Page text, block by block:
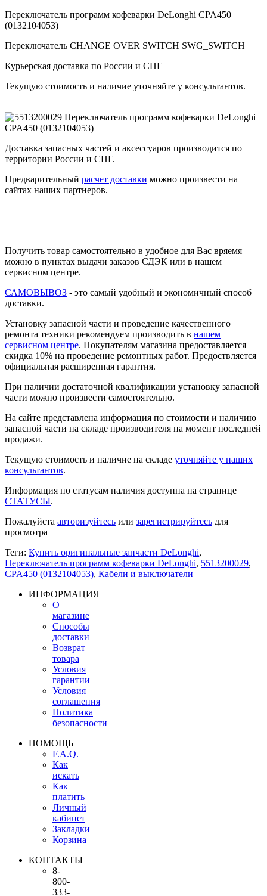
Переключатель программ кофеварки DeLonghi CPA450
(0132104053)
Переключатель CHANGE OVER SWITCH SWG_SWITCH
Курьерская доставка по России и СНГ
Текущую стоимость и наличие уточняйте у консультантов.
Доставка запасных частей и аксессуаров производится по
территории России и СНГ.
Предварительный расчет доставки можно произвести на
сайтах наших партнеров.
Получить товар самостоятельно в удобное для Вас вряемя
можно в пунктах выдачи заказов СДЭК или в нашем
сервисном центре.
САМОВЫВОЗ - это самый удобный и экономичный способ
доставки.
Установку запасной части и проведение качественного
ремонта техники рекомендуем производить в нашем
сервисном центре. Покупателям магазина предоставляется
скидка 10% на проведение ремонтных работ. Предоствляется
официальная расширенная гарантия.
При наличии достаточной квалификации установку запасной
части можно произвести самостоятельно.
На сайте представлена информация по стоимости и наличию
запасной части на складе производителя на момент последней
продажи.
Текущую стоимость и наличие на складе уточняйте у наших
консультантов.
Информация по статусам наличия доступна на странице
СТАТУСЫ.
Пожалуйста авторизуйтесь или зарегистрируйтесь для
просмотра
Теги: Купить оригинальные запчасти DeLonghi,
Переключатель программ кофеварки DeLonghi, 5513200029,
CPA450 (0132104053), Кабели и выключатели
ИНФОРМАЦИЯ
О
магазине
Способы
доставки
Возврат
товара
Условия
гарантии
Условия
соглашения
Политика
безопасности
ПОМОЩЬ
F.A.Q.
Как
искать
Как
платить
Личный
кабинет
Закладки
Корзина
КОНТАКТЫ
8-
800-
333-